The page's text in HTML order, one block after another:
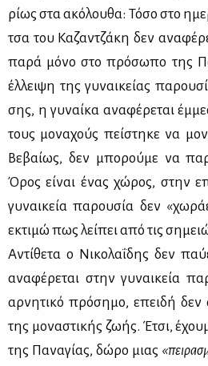
ρί­ως στα ακό­λου­θα: Τό­σο στο
τσα του Κα­ζαν­τζά­κη δεν
πα­ρά μό­νο στο πρό­σω­πο της
έλ­λει­ψη της γυ­ναι­κεί­ας
σης, η γυ­ναί­κα ανα­φέ­ρε­ται
τους μο­να­χούς πεί­στη­κε να
Βε­βαί­ως, δεν μπο­ρού­με να
Όρος εί­ναι ένας χώ­ρος, στην
γυ­ναι­κεία πα­ρου­σία δεν
εκτι­μώ πως λεί­πει από τις
Αντί­θε­τα ο Νι­κο­λα­ΐ­δης δεν
ανα­φέ­ρε­ται στην γυ­ναι­κεία
αρ­νη­τι­κό πρό­ση­μο, επει­δή δεν
της μο­να­στι­κής ζω­ής. Έτσι,
της Πα­να­γί­ας, δώ­ρο μιας